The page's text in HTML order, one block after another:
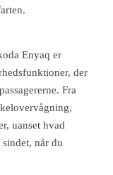
Enyaq er
der
Fra
uanset hvad
når du